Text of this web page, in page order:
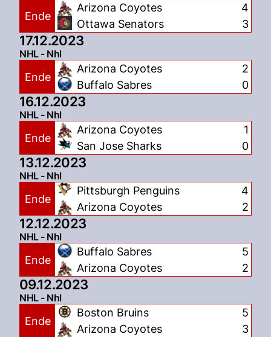
Ende
Arizona Coyotes
Ottawa Senators
4
3
17.12.2023
NHL - Nhl
Ende
Arizona Coyotes
Buffalo Sabres
2
0
16.12.2023
NHL - Nhl
Ende
Arizona Coyotes
San Jose Sharks
1
0
13.12.2023
NHL - Nhl
Ende
Pittsburgh Penguins
Arizona Coyotes
4
2
12.12.2023
NHL - Nhl
Ende
Buffalo Sabres
Arizona Coyotes
5
2
09.12.2023
NHL - Nhl
Ende
Boston Bruins
Arizona Coyotes
5
3